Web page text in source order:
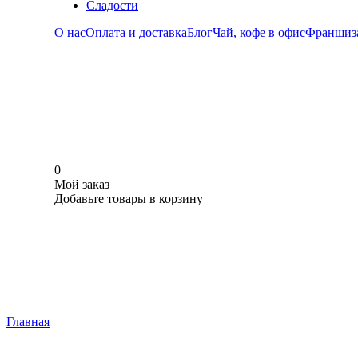
Сладости
О насОплата и доставкаБлогЧай, кофе в офис
0
Мой заказ
Добавьте товары в корзину
Главная